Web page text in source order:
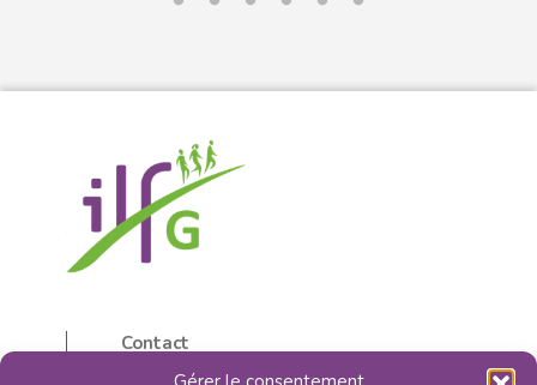
Contact
5, rue d’Isly